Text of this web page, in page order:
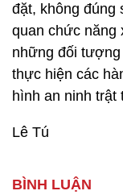
đặt, không đúng
quan chức năng
những đối
thực hiện các
hình an ninh trật
Lê Tú